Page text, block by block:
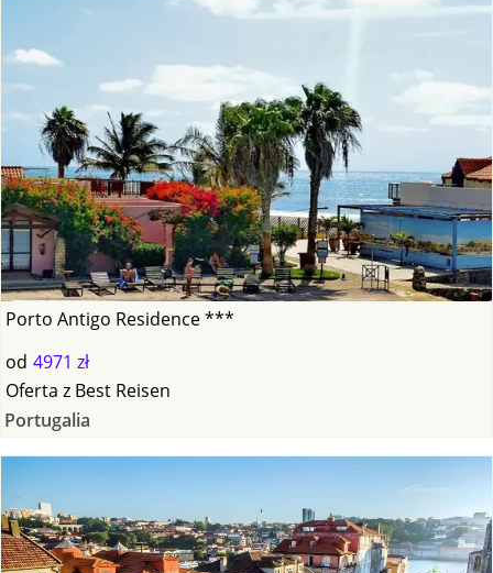
Porto Antigo Residence ***
od 4971 zł
Oferta z Best Reisen
Portugalia